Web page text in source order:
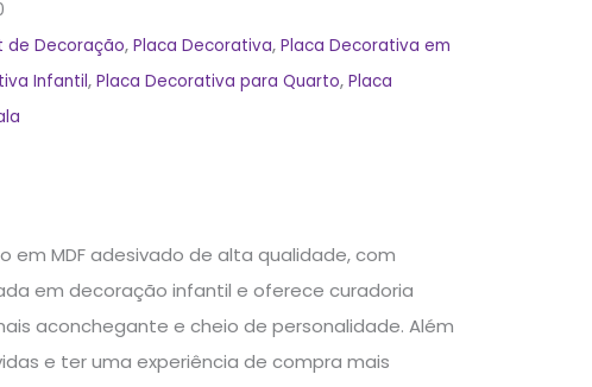
de Decoração,Placa Decorativa,Placa Decorativa em
Infantil,Placa Decorativa para Quarto,Placa
MDF adesivado de alta qualidade, com
em decoração infantil e oferece curadoria
aconchegante e cheio de personalidade. Além
e ter uma experiência de compra mais